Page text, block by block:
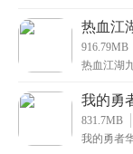
能够收
热血江
916.79MB
热血江湖
我的勇
831.7MB
我的勇者